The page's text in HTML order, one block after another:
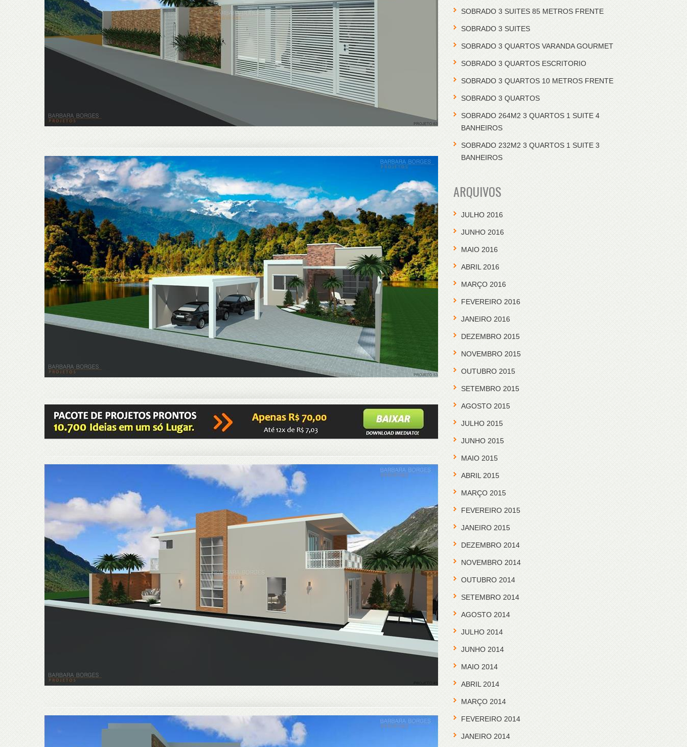
SOBRADO 3 SUITES 85 METROS FRENTE
SOBRADO 3 SUITES
SOBRADO 3 QUARTOS VARANDA GOURMET
SOBRADO 3 QUARTOS ESCRITORIO
SOBRADO 3 QUARTOS 10 METROS FRENTE
SOBRADO 3 QUARTOS
SOBRADO 264M2 3 QUARTOS 1 SUITE 4
BANHEIROS
SOBRADO 232M2 3 QUARTOS 1 SUITE 3
BANHEIROS
ARQUIVOS
JULHO 2016
JUNHO 2016
MAIO 2016
ABRIL 2016
MARÇO 2016
FEVEREIRO 2016
JANEIRO 2016
DEZEMBRO 2015
NOVEMBRO 2015
OUTUBRO 2015
SETEMBRO 2015
AGOSTO 2015
JULHO 2015
JUNHO 2015
MAIO 2015
ABRIL 2015
MARÇO 2015
FEVEREIRO 2015
JANEIRO 2015
DEZEMBRO 2014
NOVEMBRO 2014
OUTUBRO 2014
SETEMBRO 2014
AGOSTO 2014
JULHO 2014
JUNHO 2014
MAIO 2014
ABRIL 2014
MARÇO 2014
FEVEREIRO 2014
JANEIRO 2014